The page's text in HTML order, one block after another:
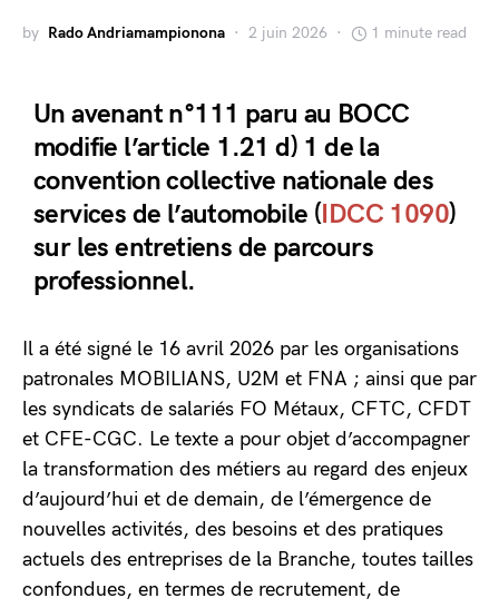
by Rado Andriamampionona 2 juin 2026 1 minute read
Un avenant n°111 paru au BOCC
modifie l’article 1.21 d) 1 de la
convention collective nationale des
services de l’automobile (IDCC 1090)
sur les entretiens de parcours
professionnel.
Il a été signé le 16 avril 2026 par les organisations
patronales MOBILIANS, U2M et FNA ; ainsi que par
les syndicats de salariés FO Métaux, CFTC, CFDT
et CFE-CGC. Le texte a pour objet d’accompagner
la transformation des métiers au regard des enjeux
d’aujourd’hui et de demain, de l’émergence de
nouvelles activités, des besoins et des pratiques
actuels des entreprises de la Branche, toutes tailles
confondues, en termes de recrutement, de